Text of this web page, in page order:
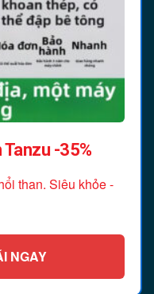
-35%
than. Siêu khỏe -
NGAY